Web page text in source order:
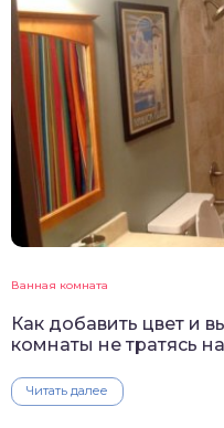
Ванная комната
Как добавить цвет и
комнаты не тратясь
Читать далее